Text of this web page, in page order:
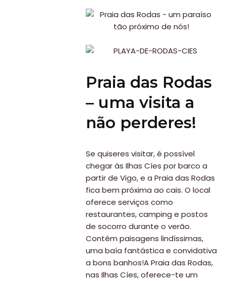
Praia das Rodas
– uma visita a
não perderes!
Se quiseres visitar, é possível
chegar às Ilhas Cíes por barco a
partir de Vigo, e a Praia das Rodas
fica bem próxima ao cais. O local
oferece serviços como
restaurantes, camping e postos
de socorro durante o verão.
Contém paisagens lindíssimas,
uma baía fantástica e convidativa
a bons banhos!A Praia das Rodas,
nas Ilhas Cíes, oferece-te um